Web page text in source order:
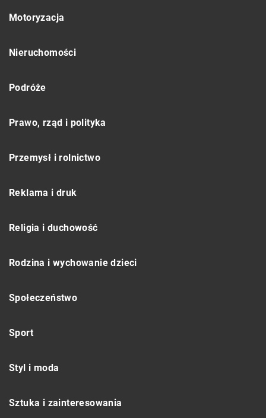
Motoryzacja
Nieruchomości
Podróże
Prawo, rząd i polityka
Przemysł i rolnictwo
Reklama i druk
Religia i duchowość
Rodzina i wychowanie dzieci
Społeczeństwo
Sport
Styl i moda
Sztuka i zainteresowania